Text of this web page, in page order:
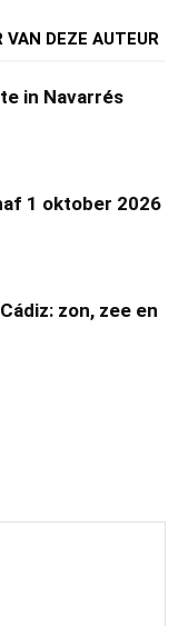
VAN DEZE AUTEUR
in Navarrés
1 oktober 2026
zon, zee en